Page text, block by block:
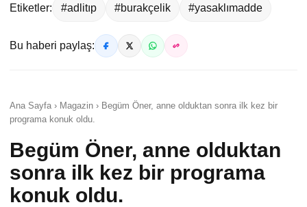
Etiketler: #adlitıp #burakçelik #yasaklımadde
Bu haberi paylaş:
Ana Sayfa › Magazin › Begüm Öner, anne olduktan sonra ilk kez bir
programa konuk oldu.
Begüm Öner, anne olduktan
sonra ilk kez bir programa
konuk oldu.